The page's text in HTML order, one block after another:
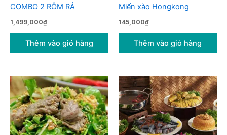
COMBO 2 RÔM RẢ
1,499,000₫
Thêm vào giỏ hàng
Miến xào Hongkong
145,000₫
Thêm vào giỏ hàng